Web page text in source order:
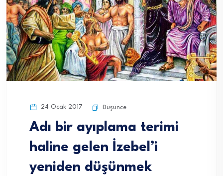
24 Ocak 2017 Düşünce
Adı bir ayıplama terimi
haline gelen İzebel’i
yeniden düşünmek